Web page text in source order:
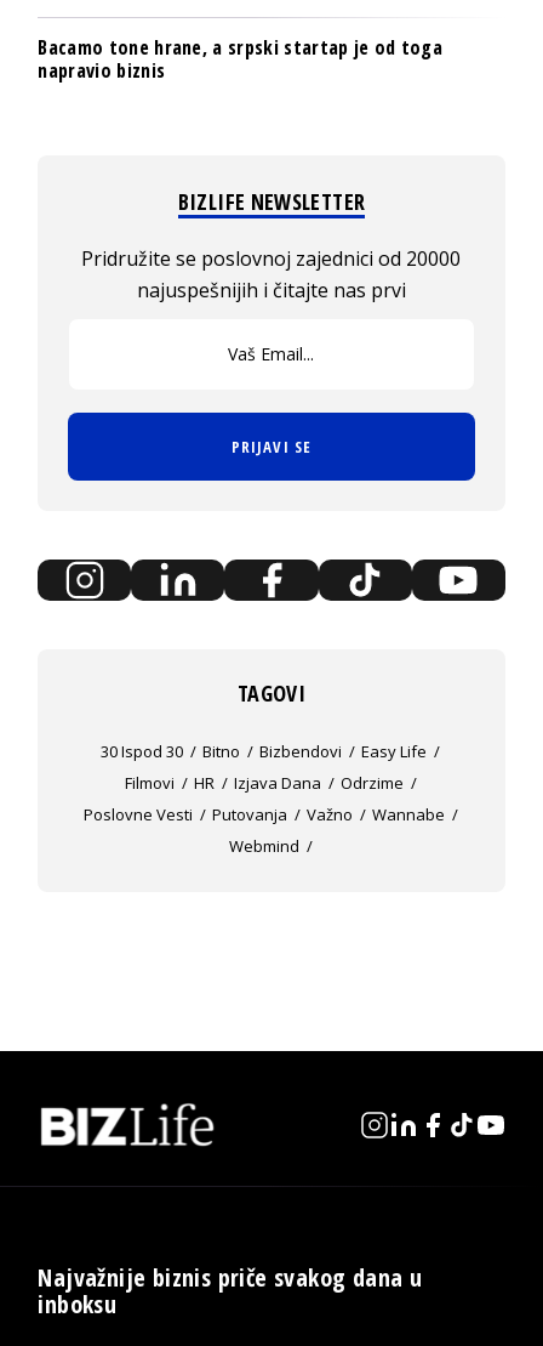
Bacamo tone hrane, a srpski startap je od toga
napravio biznis
BIZLIFE NEWSLETTER
Pridružite se poslovnoj zajednici od 20000
najuspešnijih i čitajte nas prvi
PRIJAVI SE
TAGOVI
30 Ispod 30 Bitno Bizbendovi
Easy Life
Filmovi
HR Izjava Dana
Odrzime
Poslovne Vesti
Putovanja Važno
Wannabe
Webmind
Najvažnije biznis priče svakog dana u
inboksu